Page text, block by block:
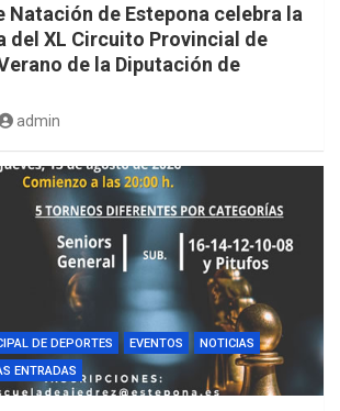
Natación de Estepona celebra la
del XL Circuito Provincial de
de la Diputación de
admin
DE DEPORTES EVENTOS
NOTICIAS
ENTRADAS